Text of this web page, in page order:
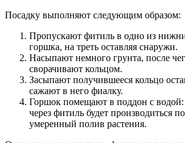
Посадку выполняют следующим образом:
Пропускают фитиль в одно из
горшка, на треть оставляя снаружи.
Насыпают немного грунта, после
сворачивают кольцом.
Засыпают получившееся кольцо
сажают в него фиалку.
Горшок помещают в поддон с
через фитиль будет производиться
умеренный полив растения.